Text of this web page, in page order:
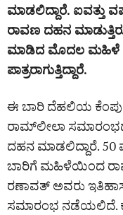
ಮಾಡಲಿದ್ದಾರೆ. ಐವತ್ತು
ರಾವಣ ದಹನ
ಮಾಡಿದ ಮೊದಲ ಮಹಿಳೆ
ಪಾತ್ರರಾಗುತ್ತಿದ್ದಾರೆ.
ಈ ಬಾರಿ ದೆಹಲಿಯ
ರಾಮ್​ಲೀಲಾ
ದಹನ ಮಾಡಲಿದ್ದಾರೆ.
ಬಾರಿಗೆ ಮಹಿಳೆಯಿಂದ
ರಣಾವತ್​​ ಅವರು
ಸಮಾರಂಭ ನಡೆಯಲಿದೆ.